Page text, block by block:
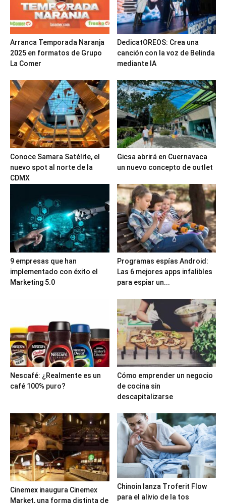
Arranca Temporada Naranja
2025 en formatos de Grupo
La Comer
DedicatOREOS: Crea una
canción con la voz de Belinda
mediante IA
Conoce Samara Satélite, el
nuevo spot al norte de la
CDMX
Gicsa abrirá en Cuernavaca
un nuevo concepto de outlet
9 empresas que han
implementado con éxito el
Marketing 5.0
Programas espías Android:
Las 6 mejores apps infalibles
para espiar un...
Nescafé: ¿Realmente es un
café 100% puro?
Cómo emprender un negocio
de cocina sin
descapitalizarse
Cinemex inaugura Cinemex
Market, una forma distinta de
Chinoin lanza Troferit Flow
para el alivio de la tos